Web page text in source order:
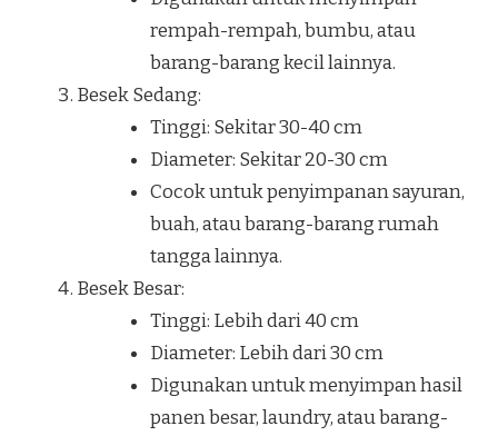
rempah-rempah, bumbu, atau
barang-barang kecil lainnya.
Besek Sedang:
Tinggi: Sekitar 30-40 cm
Diameter: Sekitar 20-30 cm
Cocok untuk penyimpanan sayuran,
buah, atau barang-barang rumah
tangga lainnya.
Besek Besar:
Tinggi: Lebih dari 40 cm
Diameter: Lebih dari 30 cm
Digunakan untuk menyimpan hasil
panen besar, laundry, atau barang-